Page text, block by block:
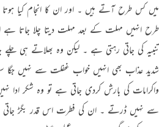
میں کس طرح آتے ہیں ۔ اور ان کا انجام کیا
طرح انہیں مہلت کے بعد مہلت دیتا چلا جاتا
تنبیہ کی جاتی رہتی ہے ۔ لیکن وہ بھلاتے ہی
شدید عذاب بھی انہیں خواب غفلت سے نہیں جگا
واکرامات کی بارش کردی جاتی ہے تو وہ شکر ادا
سے نہیں ڈرتے ۔ ان کی فطرت اس قدر بگڑ